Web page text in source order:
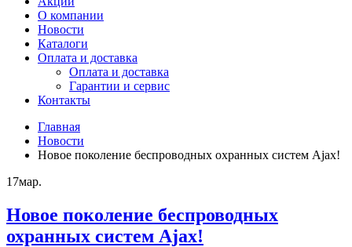
О компании
Новости
Каталоги
Оплата и доставка
Оплата и доставка
Гарантии и сервис
Контакты
Главная
Новости
Новое поколение беспроводных охранных систем Ajax!
17мар.
Новое поколение беспроводных
охранных систем Ajax!